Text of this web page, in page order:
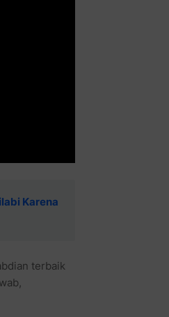
Karena
terbaik